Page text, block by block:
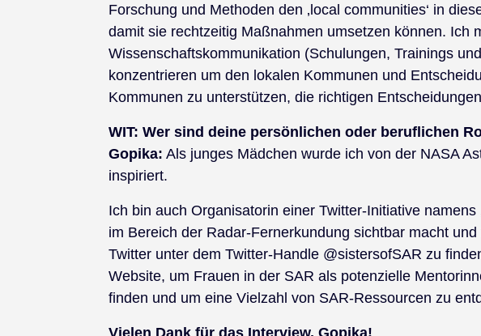
Forschung und Methoden den ‚local communities‘ in
damit sie rechtzeitig Maßnahmen umsetzen können. Ich
Wissenschaftskommunikation (Schulungen, Trainings und
konzentrieren um den lokalen Kommunen und
Kommunen zu unterstützen, die richtigen
WIT: Wer sind deine persönlichen oder beruflichen
Gopika: Als junges Mädchen wurde ich von der NASA
inspiriert.
Ich bin auch Organisatorin einer Twitter-Initiative namens
im Bereich der Radar-Fernerkundung sichtbar macht
Twitter unter dem Twitter-Handle @sistersofSAR zu
Website, um Frauen in der SAR als potenzielle
finden und um eine Vielzahl von SAR-Ressourcen zu
Vielen Dank für das Interview, Gopika!